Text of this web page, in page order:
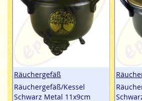
Räuchergefäß
Räuchergefäß/Kessel
Schwarz Metal 11x9cm